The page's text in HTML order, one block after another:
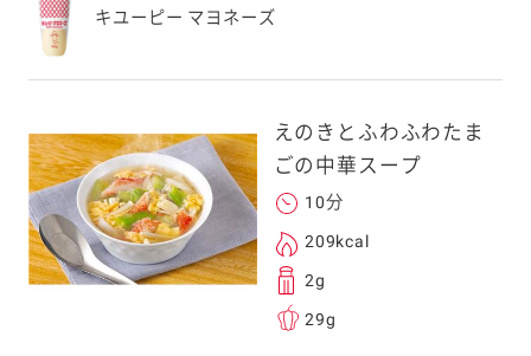
身以外の方に送
旦ご自身で受け
。
元コードをス
ォンのカメラ
るとアクセス
キユーピー マヨネーズ
えのきとふわふわたま
ごの中華スープ
10分
209kcal
2g
29g